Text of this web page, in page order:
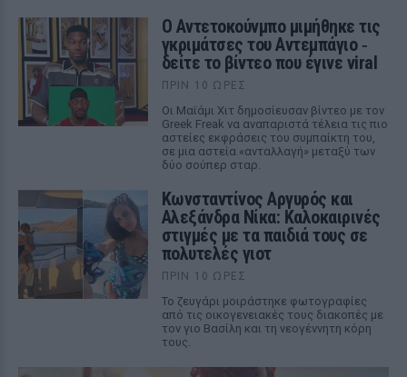
Ο Αντετοκούνμπο μιμήθηκε τις
γκριμάτσες του Αντεμπάγιο ‑
δείτε το βίντεο που έγινε viral
ΠΡΙΝ 10 ΏΡΕΣ
Οι Μαϊάμι Χιτ δημοσίευσαν βίντεο με τον
Greek Freak να αναπαριστά τέλεια τις πιο
αστείες εκφράσεις του συμπαίκτη του,
σε μια αστεία «ανταλλαγή» μεταξύ των
δύο σούπερ σταρ.
Κωνσταντίνος Αργυρός και
Αλεξάνδρα Νίκα: Καλοκαιρινές
στιγμές με τα παιδιά τους σε
πολυτελές γιοτ
ΠΡΙΝ 10 ΏΡΕΣ
Το ζευγάρι μοιράστηκε φωτογραφίες
από τις οικογενειακές τους διακοπές με
τον γιο Βασίλη και τη νεογέννητη κόρη
τους.